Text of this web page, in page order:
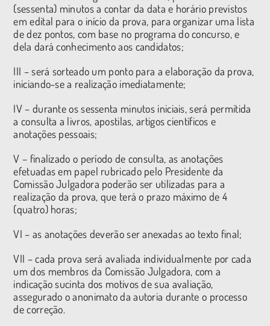
(sessenta) minutos a contar da data e horário previstos
em edital para o início da prova, para organizar uma lista
de dez pontos, com base no programa do concurso, e
dela dará conhecimento aos candidatos;
III – será sorteado um ponto para a elaboração da prova,
iniciando-se a realização imediatamente;
IV – durante os sessenta minutos iniciais, será permitida
a consulta a livros, apostilas, artigos científicos e
anotações pessoais;
V – finalizado o período de consulta, as anotações
efetuadas em papel rubricado pelo Presidente da
Comissão Julgadora poderão ser utilizadas para a
realização da prova, que terá o prazo máximo de 4
(quatro) horas;
VI – as anotações deverão ser anexadas ao texto final;
VII – cada prova será avaliada individualmente por cada
um dos membros da Comissão Julgadora, com a
indicação sucinta dos motivos de sua avaliação,
assegurado o anonimato da autoria durante o processo
de correção.